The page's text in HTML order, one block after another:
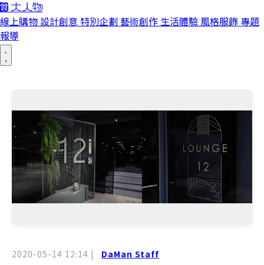
線上購物 設計創意 特別企劃 藝術創作 生活體驗 風格服飾 專題
報導
2020-05-14 12:14 | DaMan Staff